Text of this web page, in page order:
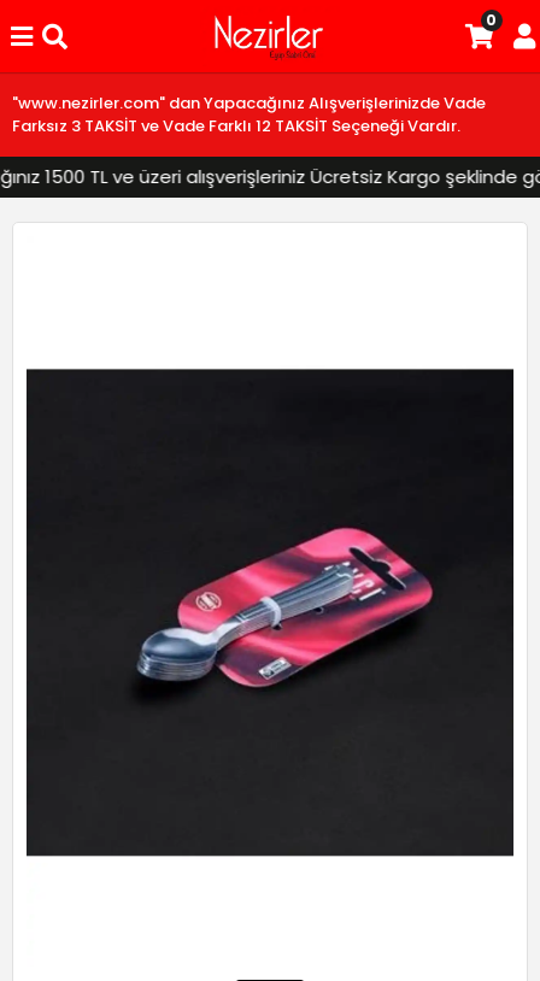
"www.nezirler.com" dan Yapacağınız Alışverişlerinizde Vade
Farksız 3 TAKSİT ve Vade Farklı 12 TAKSİT Seçeneği Vardır.
1500 TL ve üzeri alışverişleriniz Ücretsiz Kargo şeklinde
0